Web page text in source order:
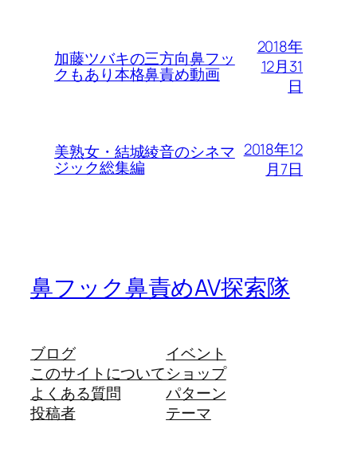
加藤ツバキの三方向鼻フッ
クもあり本格鼻責め動画
2018年
12月31
日
美熟女・結城綾音のシネマ
ジック総集編
2018年12
月7日
鼻フック鼻責めAV探索隊
ブログ
このサイトについて
よくある質問
投稿者
イベント
ショップ
パターン
テーマ